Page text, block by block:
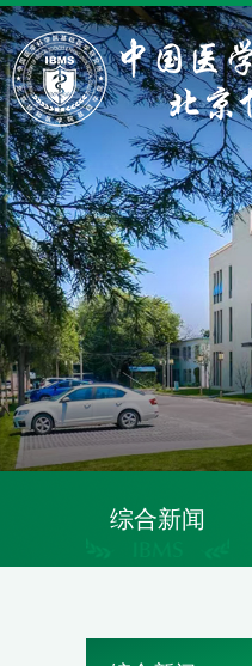
综合新闻